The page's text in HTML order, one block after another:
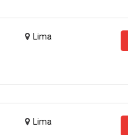
Lima
Lima